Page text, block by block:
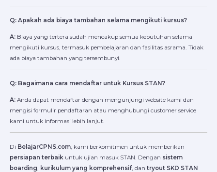
Q: Apakah ada biaya tambahan selama mengikuti kursus?
A: Biaya yang tertera sudah mencakup semua kebutuhan selama
mengikuti kursus, termasuk pembelajaran dan fasilitas asrama. Tidak
ada biaya tambahan yang tersembunyi.
Q: Bagaimana cara mendaftar untuk Kursus STAN?
A: Anda dapat mendaftar dengan mengunjungi website kami dan
mengisi formulir pendaftaran atau menghubungi customer service
kami untuk informasi lebih lanjut.
Di BelajarCPNS.com , kami berkomitmen untuk memberikan
persiapan terbaik untuk ujian masuk STAN. Dengan sistem
boarding
kurikulum yang komprehensif, dan tryout SKD STAN